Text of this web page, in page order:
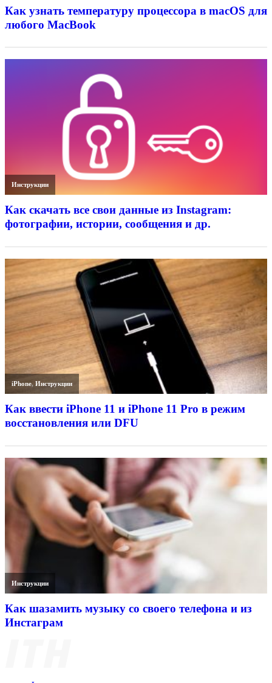
Как узнать температуру процессора в macOS для
любого MacBook
Инструкции
Как скачать все свои данные из Instagram:
фотографии, истории, сообщения и др.
iPhone,Инструкции
Как ввести iPhone 11 и iPhone 11 Pro в режим
восстановления или DFU
Инструкции
Как шазамить музыку со своего телефона и из
Инстаграм